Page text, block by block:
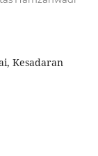
Kesadaran